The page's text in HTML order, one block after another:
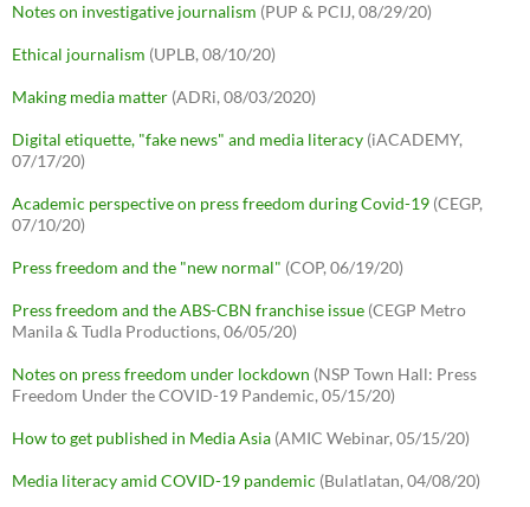
Notes on investigative journalism (PUP & PCIJ, 08/29/20)
Ethical journalism (UPLB, 08/10/20)
Making media matter (ADRi, 08/03/2020)
Digital etiquette, "fake news" and media literacy (iACADEMY,
07/17/20)
Academic perspective on press freedom during Covid-19 (CEGP,
07/10/20)
Press freedom and the "new normal" (COP, 06/19/20)
Press freedom and the ABS-CBN franchise issue (CEGP Metro
Manila & Tudla Productions, 06/05/20)
Notes on press freedom under lockdown (NSP Town Hall: Press
Freedom Under the COVID-19 Pandemic, 05/15/20)
How to get published in Media Asia (AMIC Webinar, 05/15/20)
Media literacy amid COVID-19 pandemic (Bulatlatan, 04/08/20)